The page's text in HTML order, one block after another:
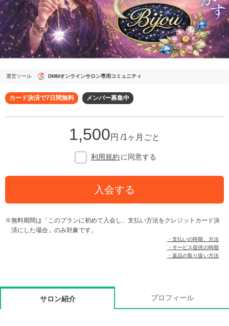
運営ツール DMMオンラインサロン専用コミュニティ
メンバー募集中
カード決済で7日間無料
1,500円 /1ヶ月ごと
利用規約 に同意する
入会する
無料期間は「このプランに初めて入会し、支払い方法をクレジットカード決
済にした場合」のみ対象です。
・支払いの時期、方法
・サービス提供の時期
・返品の取り扱い方法
サロン紹介 プロフィール